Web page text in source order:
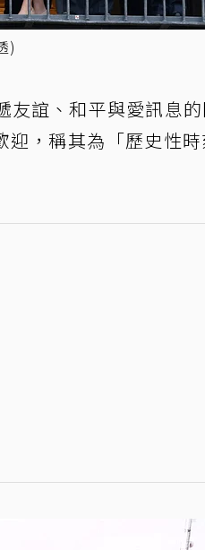
)
友誼、和平與愛訊息
，稱其為「歷史性